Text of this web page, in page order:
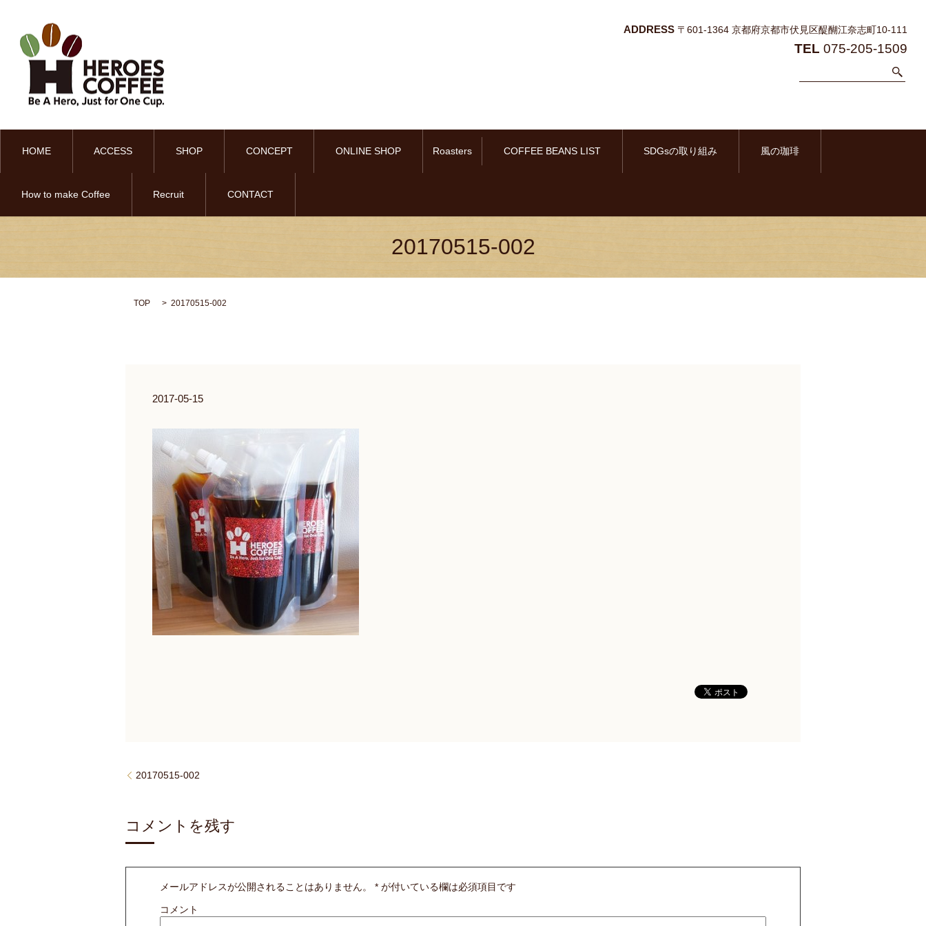
ADDRESS 〒601-1364 京都府京都市伏見区醍醐江奈志町10-111
TEL 075-205-1509
HOME ACCESS SHOP CONCEPT ONLINE SHOP Roasters COFFEE BEANS LIST SDGsの取り組み 風の珈琲
How to make Coffee Recruit CONTACT
20170515-002
TOP 20170515-002
2017-05-15
20170515-002
コメントを残す
メールアドレスが公開されることはありません。 * が付いている欄は必須項目です
コメント